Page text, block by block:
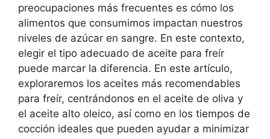
preocupaciones más frecuentes es cómo los
alimentos que consumimos impactan nuestros
niveles de azúcar en sangre. En este contexto,
elegir el tipo adecuado de aceite para freír
puede marcar la diferencia. En este artículo,
exploraremos los aceites más recomendables
para freír, centrándonos en el aceite de oliva y
el aceite alto oleico, así como en los tiempos de
cocción ideales que pueden ayudar a minimizar